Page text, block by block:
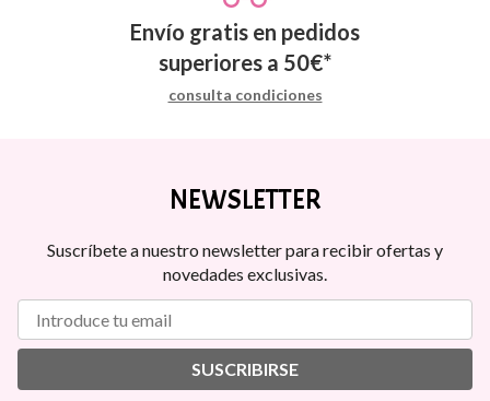
Envío gratis en pedidos
superiores a 50€*
consulta condiciones
NEWSLETTER
Suscríbete a nuestro newsletter para recibir ofertas y
novedades exclusivas.
SUSCRIBIRSE